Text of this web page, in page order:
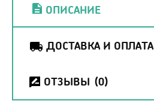
ОПИСАНИЕ
ДОСТАВКА И ОПЛАТА
ОТЗЫВЫ (0)